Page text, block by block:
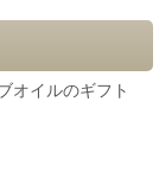
オイルのギフト